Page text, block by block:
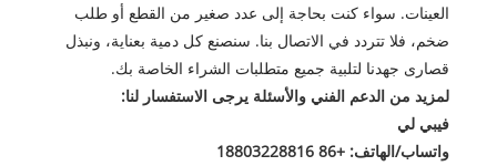
العينات. سواء كنت بحاجة إلى عدد صغير من القطع أو طلب
ضخم، فلا تتردد في الاتصال بنا. سنصنع كل دمية بعناية، ونبذل
قصارى جهدنا لتلبية جميع متطلبات الشراء الخاصة بك.
لمزيد من الدعم الفني والأسئلة يرجى الاستفسار لنا:
فيبي لي
واتساب/الهاتف: +86 18803228816